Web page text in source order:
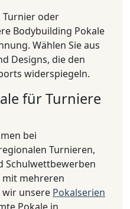
Turnier oder
Bodybuilding Pokale
Wählen Sie aus
Designs, die den
widerspiegeln.
für Turniere
bei
Turnieren,
Schulwettbewerben
mit mehreren
unsere Pokalserien